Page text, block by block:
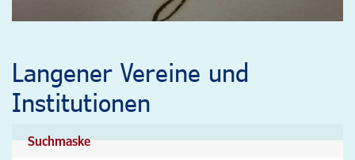
Langener Vereine und
Institutionen
Suchmaske